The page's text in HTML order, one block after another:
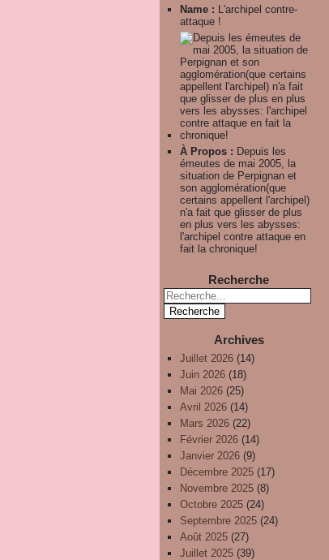
Name : L'archipel contre-
attaque !
À Propos : Depuis les
émeutes de mai 2005, la
situation de Perpignan et
son agglomération(que
certains appellent l'archipel)
n'a fait que glisser de plus
en plus vers les abysses:
l'archipel contre attaque en
fait la chronique!
Recherche
Archives
Juillet 2026 (14)
Juin 2026 (18)
Mai 2026 (25)
Avril 2026 (14)
Mars 2026 (22)
Février 2026 (14)
Janvier 2026 (9)
Décembre 2025 (17)
Novembre 2025 (8)
Octobre 2025 (24)
Septembre 2025 (24)
Août 2025 (27)
Juillet 2025 (39)